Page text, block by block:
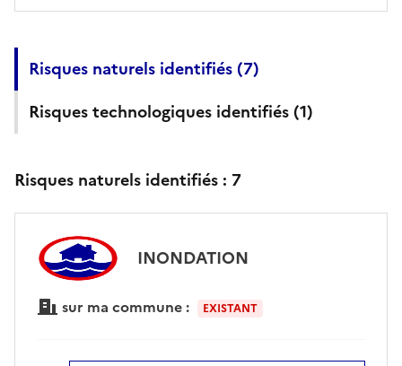
Risques naturels identifiés (7)
Risques technologiques identifiés (1)
Risques naturels identifiés : 7
INONDATION
sur ma commune : EXISTANT